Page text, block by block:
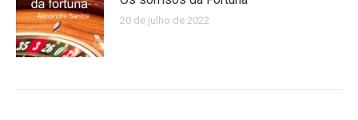
20 de julho de 2022